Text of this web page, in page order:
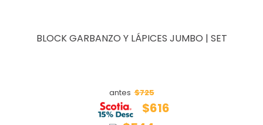
BLOCK GARBANZO Y LÁPICES JUMBO | SET
antes $725
$616